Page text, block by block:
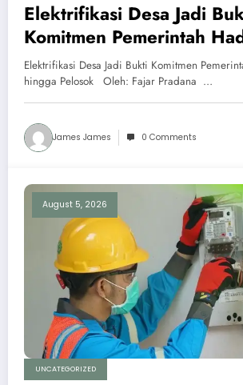
Elektrifikasi Desa Jadi
Komitmen Pemerintah
Listrik hingga Pelosok
Elektrifikasi Desa Jadi Bukti Komitmen
hingga Pelosok Oleh: Fajar Pradana …
James James 0 Comments
August 5, 2026
UNCATEGORIZED